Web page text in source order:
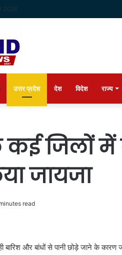
2026
उत्तर प्रदेश देश विदेश राज्य
जिलों में
जायजा
read
बारिश और बांधों से पानी छोड़े जाने के